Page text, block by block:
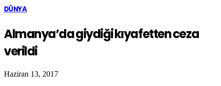
DÜNYA
Almanya’da giydiği kıyafetten ceza
verildi
Haziran 13, 2017